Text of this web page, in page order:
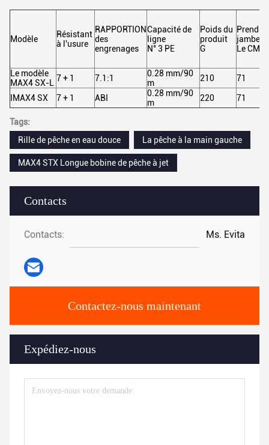
Contacts
Contacts: Ms. Evita
Contactez-nous maintenant
Expédiez-nous
Modèle
Résistant
à l'usure
RAPPORTION
des
engrenages
Capacité de
ligne
N° 3 PE
Poids du
produit
G
Prends
jambe
Le CM
Le modèle
MAX4 SX-L 7 + 1 7.1:1
0.28 mm/90
m
210 71
IMAX4 SX 7 + 1 ABI
0.28 mm/90
m
220 71
Tags:
Rille de pêche en eau douce
La pêche à la main gauche
MAX4 STX Longue bobine de pêche à jet